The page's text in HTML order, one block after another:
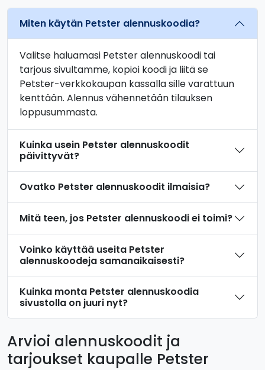
Miten käytän Petster alennuskoodia?
Valitse haluamasi Petster alennuskoodi tai
tarjous sivultamme, kopioi koodi ja liitä se
Petster-verkkokaupan kassalla sille varattuun
kenttään. Alennus vähennetään tilauksen
loppusummasta.
Kuinka usein Petster alennuskoodit
päivittyvät?
Ovatko Petster alennuskoodit ilmaisia?
Mitä teen, jos Petster alennuskoodi ei toimi?
Voinko käyttää useita Petster
alennuskoodeja samanaikaisesti?
Kuinka monta Petster alennuskoodia
sivustolla on juuri nyt?
Arvioi alennuskoodit ja
tarjoukset kaupalle Petster